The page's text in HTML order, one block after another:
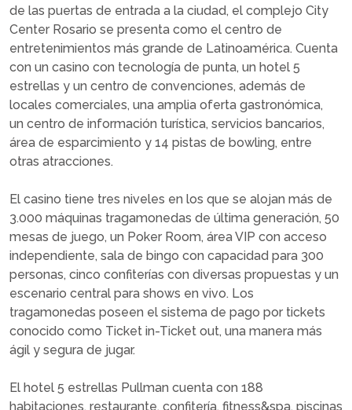
de las puertas de entrada a la ciudad, el complejo City
Center Rosario se presenta como el centro de
entretenimientos más grande de Latinoamérica. Cuenta
con un casino con tecnología de punta, un hotel 5
estrellas y un centro de convenciones, además de
locales comerciales, una amplia oferta gastronómica,
un centro de información turística, servicios bancarios,
área de esparcimiento y 14 pistas de bowling, entre
otras atracciones.
El casino tiene tres niveles en los que se alojan más de
3.000 máquinas tragamonedas de última generación, 50
mesas de juego, un Poker Room, área VIP con acceso
independiente, sala de bingo con capacidad para 300
personas, cinco confiterías con diversas propuestas y un
escenario central para shows en vivo. Los
tragamonedas poseen el sistema de pago por tickets
conocido como Ticket in-Ticket out, una manera más
ágil y segura de jugar.
El hotel 5 estrellas Pullman cuenta con 188
habitaciones, restaurante, confitería, fitness&spa, piscinas